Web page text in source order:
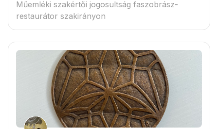
Műemléki szakértői jogosultság faszobrász-
restaurátor szakirányon